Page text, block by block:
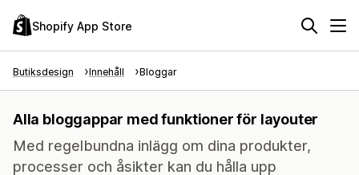
Shopify App Store
Butiksdesign Innehåll Bloggar
Alla bloggappar med funktioner för layouter
Med regelbundna inlägg om dina produkter,
processer och åsikter kan du hålla upp